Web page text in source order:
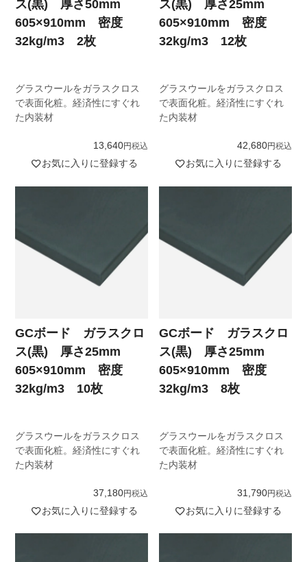
グラスウールをガラスクロス
で表面化粧。経済性にすぐれ
た内装材
ス(黒) 厚さ50mm
605×910mm 密度
32kg/m3 2枚
13,640 税込
お気に入りに登録する
グラスウールをガラスクロス
で表面化粧。経済性にすぐれ
た内装材
ス(黒) 厚さ25mm
605×910mm 密度
32kg/m3 12枚
42,680 税込
お気に入りに登録する
グラスウールをガラスクロス
で表面化粧。経済性にすぐれ
た内装材
GCボード ガラスクロ
ス(黒) 厚さ25mm
605×910mm 密度
32kg/m3 10枚
37,180 税込
お気に入りに登録する
グラスウールをガラスクロス
で表面化粧。経済性にすぐれ
た内装材
GCボード ガラスクロ
ス(黒) 厚さ25mm
605×910mm 密度
32kg/m3 8枚
31,790 税込
お気に入りに登録する